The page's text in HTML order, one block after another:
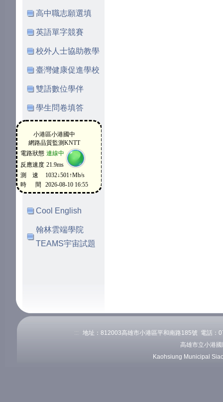
高中職志願選填
英語單字競賽
校外人士協助教學
臺灣健康促進學校
雙語數位學伴
學生問卷填答
Cool English
翰林雲端學院
TEAMS宇宙試題
:::
地址：812003高雄市小港區平和南路185號 電話
高雄市立小港
Kaohsiung Municipal